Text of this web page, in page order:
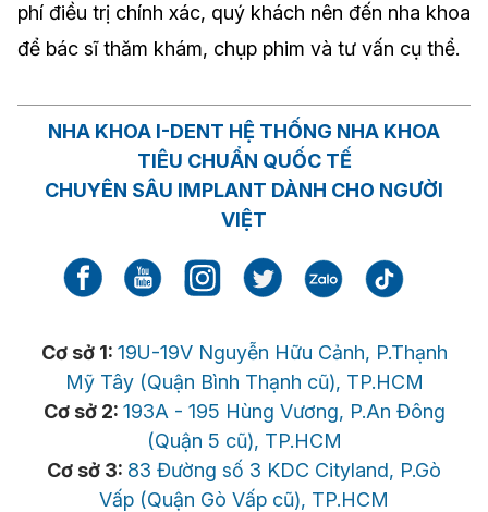
phí điều trị chính xác, quý khách nên đến nha khoa
để bác sĩ thăm khám, chụp phim và tư vấn cụ thể.
NHA KHOA I-DENT HỆ THỐNG NHA KHOA
TIÊU CHUẨN QUỐC TẾ
CHUYÊN SÂU IMPLANT DÀNH CHO NGƯỜI
VIỆT
Cơ sở 1: 19U-19V Nguyễn Hữu Cảnh, P.Thạnh
Mỹ Tây (Quận Bình Thạnh cũ), TP.HCM
Cơ sở 2: 193A - 195 Hùng Vương, P.An Đông
(Quận 5 cũ), TP.HCM
Cơ sở 3: 83 Đường số 3 KDC Cityland, P.Gò
Vấp (Quận Gò Vấp cũ), TP.HCM